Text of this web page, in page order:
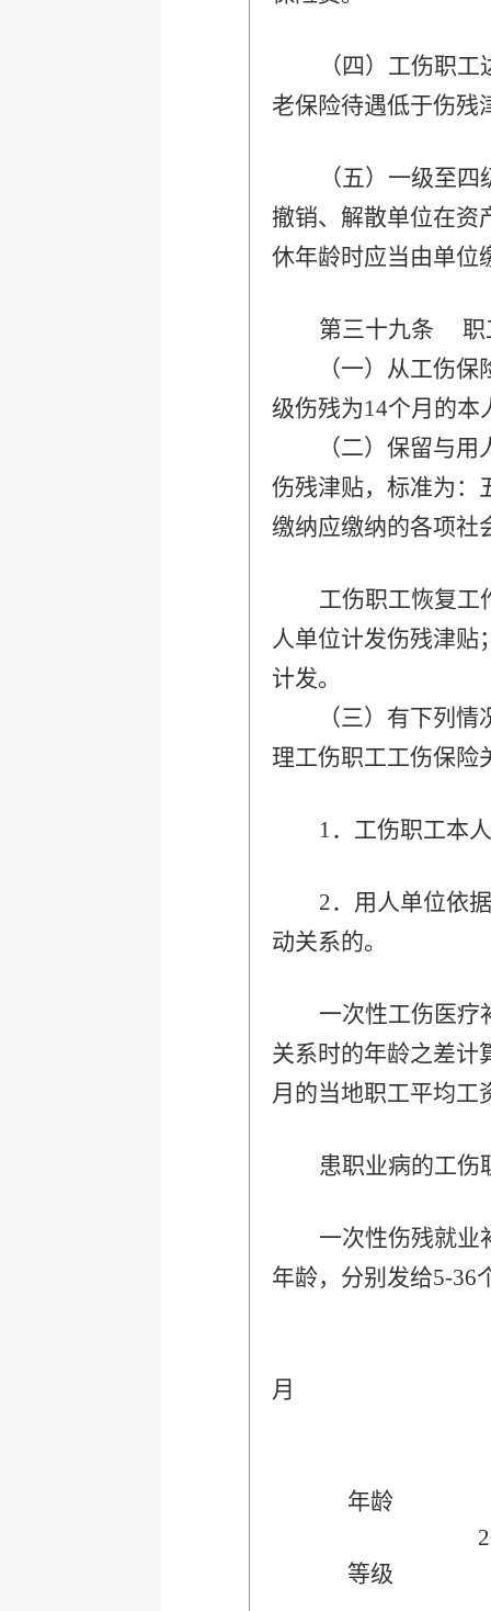
（四）工伤职
老保险待遇低于伤残
（五）一级至
撤销、解散单位在资
休年龄时应当由单位
第三十九条 职
（一）从工伤保险
级伤残为14个月的本
（二）保留与用人
伤残津贴，标准为：
缴纳应缴纳的各项社
工伤职工恢复工
人单位计发伤残津贴
计发。
（三）有下列情况
理工伤职工工伤保险
1．工伤职工本
2．用人单位依
动关系的。
一次性工伤医疗
关系时的年龄之差计
月的当地职工平均工
患职业病的工伤
一次性伤残就业
年龄，分别发给5-36
年龄
等级